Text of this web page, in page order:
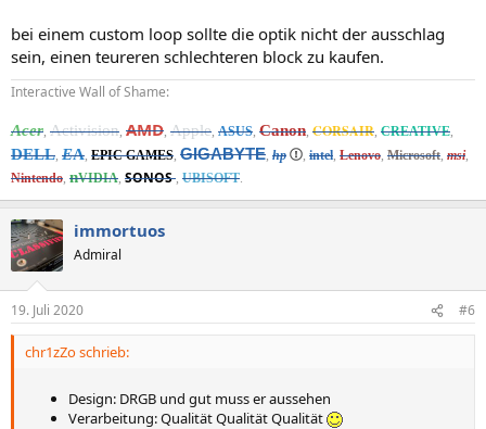
bei einem custom loop sollte die optik nicht der ausschlag
sein, einen teureren schlechteren block zu kaufen.
Interactive Wall of Shame:
Acer Activision AMD Apple ASUS Canon CORSAIR CREATIVE
DELL EA EPICGAMES GIGABYTE hp intel Lenovo Microsoft msi,
Nintendo nVIDIA SONOS UBISOFT
immortuos
Admiral
19. Juli 2020 #6
chr1zZo schrieb:
Design: DRGB und gut muss er aussehen
Verarbeitung: Qualität Qualität Qualität